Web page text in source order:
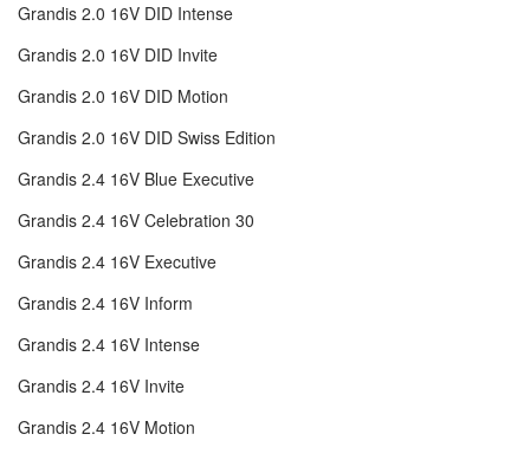
Grandis 2.0 16V DID Intense
Grandis 2.0 16V DID Invite
Grandis 2.0 16V DID Motion
Grandis 2.0 16V DID Swiss Edition
Grandis 2.4 16V Blue Executive
Grandis 2.4 16V Celebration 30
Grandis 2.4 16V Executive
Grandis 2.4 16V Inform
Grandis 2.4 16V Intense
Grandis 2.4 16V Invite
Grandis 2.4 16V Motion